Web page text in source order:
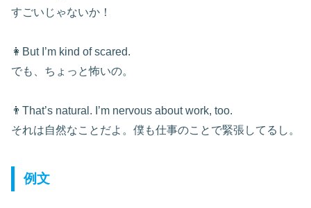
すごいじゃないか！
👩But I’m kind of scared.
でも、ちょっと怖いの。
👨That’s natural. I’m nervous about work, too.
それは自然なことだよ。僕も仕事のことで緊張してるし。
例文